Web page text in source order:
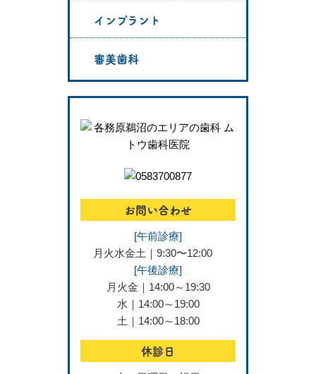
インプラント
審美歯科
お問い合わせ
[午前診療]
月火水金土｜9:30〜12:00
[午後診療]
月火金｜14:00～19:30
水｜14:00～19:00
土｜14:00～18:00
休診日